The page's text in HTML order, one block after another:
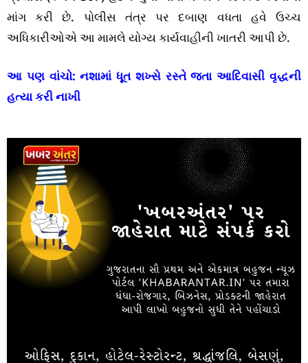
માંગ કરી છે. પોલીસ તંત્ર પર દબાણ વધતા હવે ઉચ્ચ
અધિકારીઓએ આ મામલે યોગ્ય કાર્યવાહીની ખાતરી આપી છે.
આ પણ વાંચો:નશામાં ધૂત શખ્સે રસ્તે જતા આદિવાસી વૃદ્ધની
હત્યા કરી નાખી